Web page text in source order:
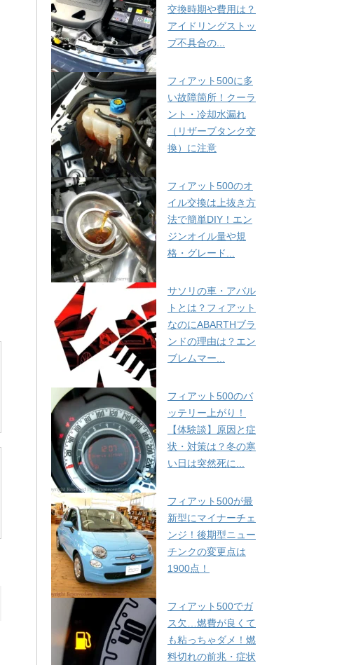
交換時期や費用は？
アイドリングストッ
プ不具合の...
フィアット500に多
い故障箇所！クーラ
ント・冷却水漏れ
（リザーブタンク交
換）に注意
フィアット500のオ
イル交換は上抜き方
法で簡単DIY！エン
ジンオイル量や規
格・グレード...
サソリの車・アバル
トとは？フィアット
なのにABARTHブラ
ンドの理由は？エン
ブレムマー...
フィアット500のバ
ッテリー上がり！
【体験談】原因と症
状・対策は？冬の寒
い日は突然死に...
フィアット500が最
新型にマイナーチェ
ンジ！後期型ニュー
チンクの変更点は
1900点！
フィアット500でガ
ス欠…燃費が良くて
も粘っちゃダメ！燃
料切れの前兆・症状